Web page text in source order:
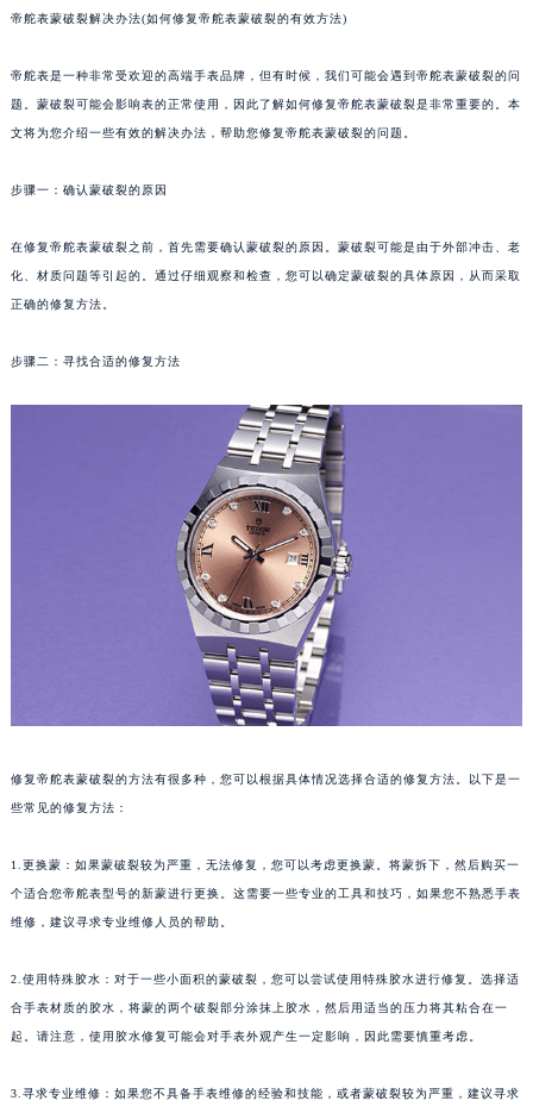
帝舵表蒙破裂解决办法(如何修复帝舵表蒙破裂的有效方法)
帝舵表是一种非常受欢迎的高端手表品牌，但有时候，我们可能会遇到帝舵表蒙破裂的问
题。蒙破裂可能会影响表的正常使用，因此了解如何修复帝舵表蒙破裂是非常重要的。本
文将为您介绍一些有效的解决办法，帮助您修复帝舵表蒙破裂的问题。
步骤一：确认蒙破裂的原因
在修复帝舵表蒙破裂之前，首先需要确认蒙破裂的原因。蒙破裂可能是由于外部冲击、老
化、材质问题等引起的。通过仔细观察和检查，您可以确定蒙破裂的具体原因，从而采取
正确的修复方法。
步骤二：寻找合适的修复方法
修复帝舵表蒙破裂的方法有很多种，您可以根据具体情况选择合适的修复方法。以下是一
些常见的修复方法：
1.更换蒙：如果蒙破裂较为严重，无法修复，您可以考虑更换蒙。将蒙拆下，然后购买一
个适合您帝舵表型号的新蒙进行更换。这需要一些专业的工具和技巧，如果您不熟悉手表
维修，建议寻求专业维修人员的帮助。
2.使用特殊胶水：对于一些小面积的蒙破裂，您可以尝试使用特殊胶水进行修复。选择适
合手表材质的胶水，将蒙的两个破裂部分涂抹上胶水，然后用适当的压力将其粘合在一
起。请注意，使用胶水修复可能会对手表外观产生一定影响，因此需要慎重考虑。
3.寻求专业维修：如果您不具备手表维修的经验和技能，或者蒙破裂较为严重，建议寻求